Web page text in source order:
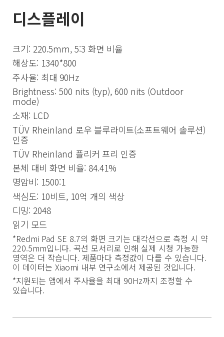
디스플레이
크기: 220.5mm, 5:3 화면 비율
해상도: 1340*800
주사율: 최대 90Hz
Brightness: 500 nits (typ), 600 nits (Outdoor
mode)
소재: LCD
TÜV Rheinland 로우 블루라이트(소프트웨어 솔루션)
인증
TÜV Rheinland 플리커 프리 인증
본체 대비 화면 비율: 84.41%
명암비: 1500:1
색심도: 10비트, 10억 개의 색상
디밍: 2048
읽기 모드
*Redmi Pad SE 8.7의 화면 크기는 대각선으로 측정 시 약
220.5mm입니다. 곡선 모서리로 인해 실제 시청 가능한
영역은 더 작습니다. 제품마다 측정값이 다를 수 있습니다.
이 데이터는 Xiaomi 내부 연구소에서 제공된 것입니다.
*지원되는 앱에서 주사율을 최대 90Hz까지 조정할 수
있습니다.